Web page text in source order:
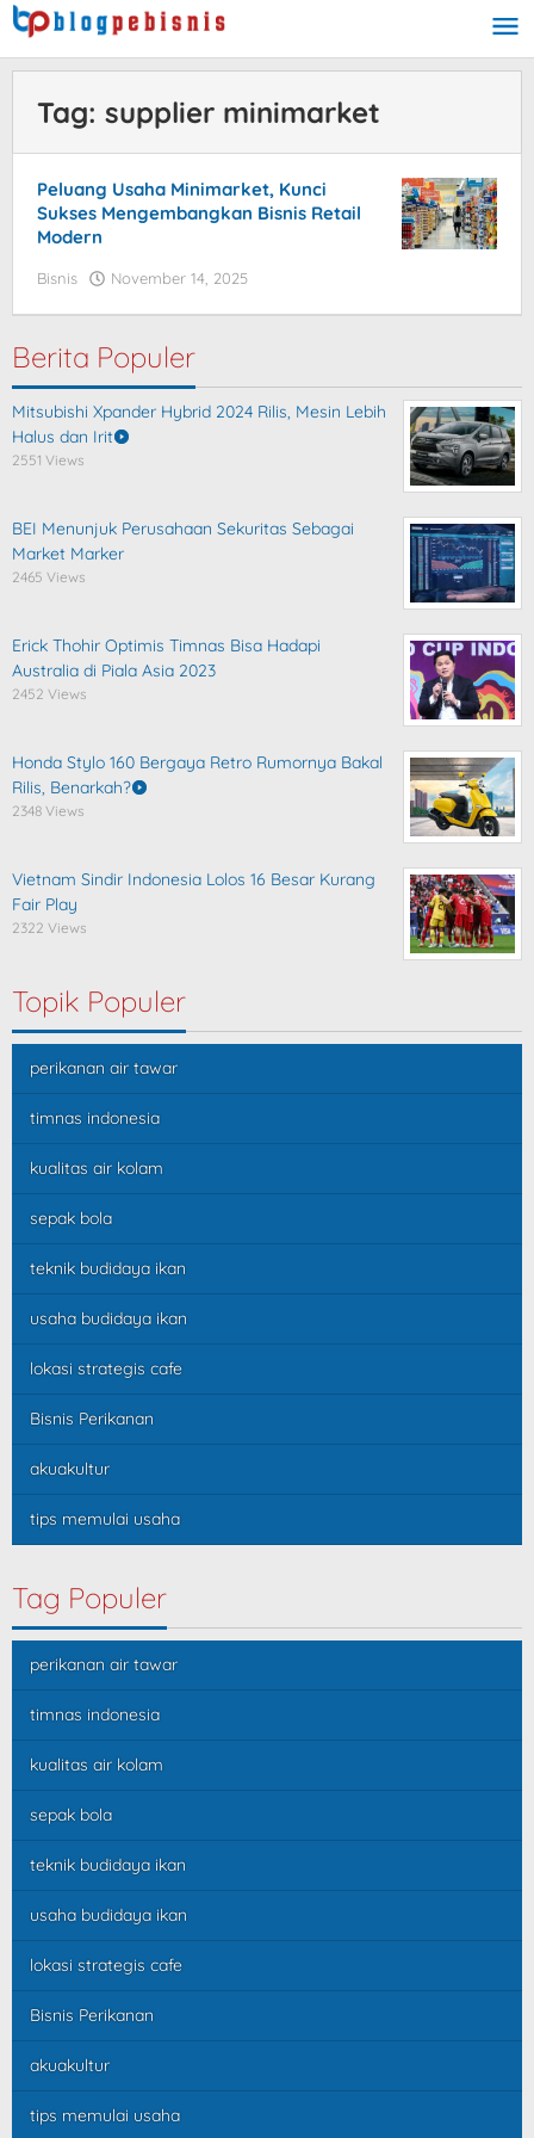
Skip
content
Tag: supplier minimarket
Peluang Usaha Minimarket, Kunci
Sukses Mengembangkan Bisnis Retail
Modern
Bisnis November 14, 2025
Berita Populer
Mitsubishi Xpander Hybrid 2024 Rilis, Mesin Lebih
Halus dan Irit
2551 Views
BEI Menunjuk Perusahaan Sekuritas Sebagai
Market Marker
2465 Views
Erick Thohir Optimis Timnas Bisa Hadapi
Australia di Piala Asia 2023
2452 Views
Honda Stylo 160 Bergaya Retro Rumornya Bakal
Rilis, Benarkah?
2348 Views
Vietnam Sindir Indonesia Lolos 16 Besar Kurang
Fair Play
2322 Views
Topik Populer
perikanan air tawar
timnas indonesia
kualitas air kolam
sepak bola
teknik budidaya ikan
usaha budidaya ikan
lokasi strategis cafe
Bisnis Perikanan
akuakultur
tips memulai usaha
Tag Populer
perikanan air tawar
timnas indonesia
kualitas air kolam
sepak bola
teknik budidaya ikan
usaha budidaya ikan
lokasi strategis cafe
Bisnis Perikanan
akuakultur
tips memulai usaha